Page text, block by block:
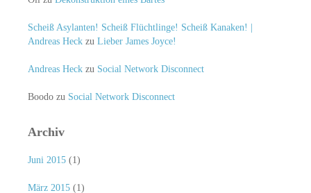
Scheiß Asylanten! Scheiß Flüchtlinge! Scheiß Kanaken! |
Andreas Heckzu Lieber James Joyce!
Andreas Heckzu Social Network Disconnect
Boodozu Social Network Disconnect
Archiv
Juni 2015(1)
März 2015(1)